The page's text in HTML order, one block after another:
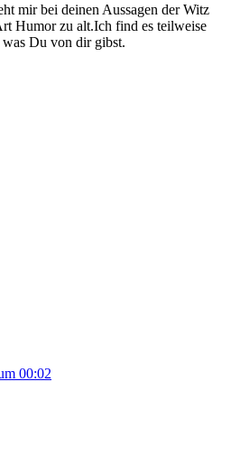
mir bei deinen Aussagen der Witz
Humor zu alt.Ich find es teilweise
Du von dir gibst.
00:02